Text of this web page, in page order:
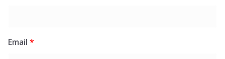
Email *